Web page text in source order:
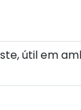
útil em